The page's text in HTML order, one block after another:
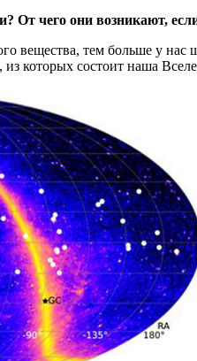
От чего они возникают,
вещества, тем больше у нас
которых состоит наша